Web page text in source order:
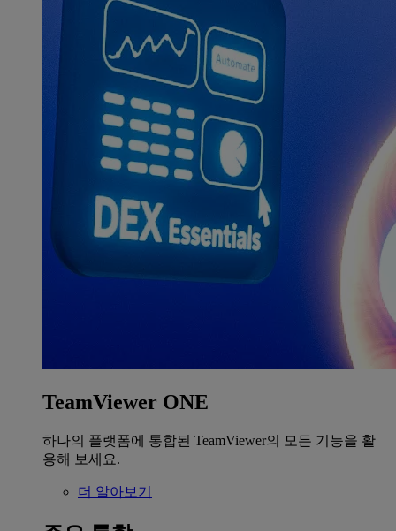
TeamViewer ONE
하나의 플랫폼에 통합된 TeamViewer의 모든 기능을 활
용해 보세요.
더 알아보기